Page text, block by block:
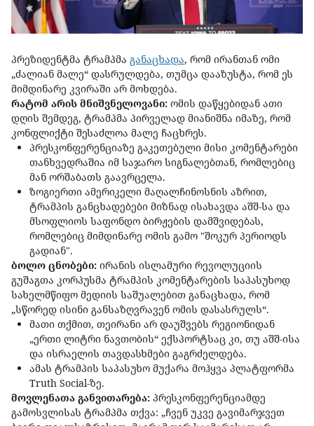
პრეზიდენტმა ტრამპმა განაცხადა, რომ ირანთან ომი
„ძალიან მალე“ დასრულდება, თუმცა დააზუსტა, რომ ეს
მიმდინარე კვირაში არ მოხდება.
რატომ არის მნიშვნელოვანი: ომის დაწყებიდან ათი
დღის შემდეგ, ტრამპმა პირველად მიანიშნა იმაზე, რომ
კონფლიქტი შესაძლოა მალე ჩაცხრეს.
პრესკონფერენციაზე გაკეთებული მისი კომენტარები
თანხვედრაშია იმ საჯარო სიგნალებთან, რომლებიც
მან ორშაბათს გაავრცელა.
ზოგიერთი ამერიკელი მაღალჩინოსნის აზრით,
ტრამპის განცხადებები მიზნად ისახავდა აშშ-სა და
მსოფლიოს საფონდო ბირჟების დამშვიდებას,
რომლებიც მიმდინარე ომის გამო "შოკურ პერიოდს
გადიან".
ბოლო ცნობები: ირანის ისლამური რევოლუციის
გუშაგთა კორპუსმა ტრამპის კომენტარების საპასუხოდ
სახელმწიფო მედიის საშუალებით განაცხადა, რომ
„სწორედ ისინი განსაზღვრავენ ომის დასასრულს“.
მათი თქმით, თეირანი არ დაუშვებს რეგიონიდან
„ერთი ლიტრი ნავთობის“ ექსპორტსაც კი, თუ აშშ-ისა
და ისრაელის თავდასხმები გაგრძელდება.
ამას ტრამპის საპასუხო მუქარა მოჰყვა პლატფორმა
Truth Social-ზე.
მოვლენათა განვითარება: პრესკონფერენციამდე
გამოსვლისას ტრამპმა თქვა: „ჩვენ უკვე გავიმარჯვეთ